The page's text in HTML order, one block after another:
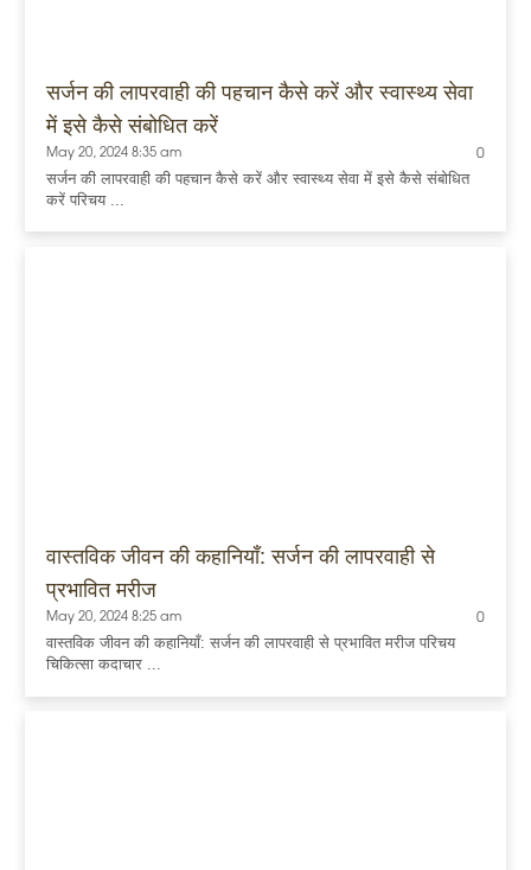
सर्जन की लापरवाही की पहचान कैसे करें और स्वास्थ्य सेवा
में इसे कैसे संबोधित करें
May 20, 2024 8:35 am 0
सर्जन की लापरवाही की पहचान कैसे करें और स्वास्थ्य सेवा में इसे कैसे संबोधित
करें परिचय ...
वास्तविक जीवन की कहानियाँ: सर्जन की लापरवाही से
प्रभावित मरीज
May 20, 2024 8:25 am 0
वास्तविक जीवन की कहानियाँ: सर्जन की लापरवाही से प्रभावित मरीज परिचय
चिकित्सा कदाचार ...